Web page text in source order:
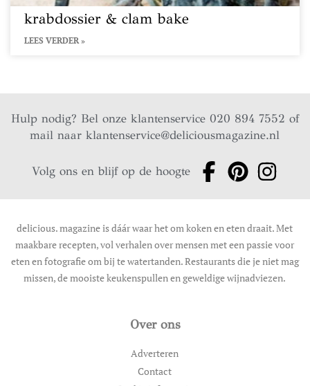
krabdossier & clam bake
LEES VERDER »
Hulp nodig? Bel onze klantenservice 020 894 7552 of
mail naarklantenservice@deliciousmagazine.nl
Volg ons en blijf op de hoogte
delicious. magazine is dáár waar het om koken en eten draait. Met
maakbare recepten, vol verhalen over mensen met een passie voor
eten en fotografie om bij te watertanden. Restaurants die je niet mag
missen, de mooiste keukenspullen en geweldige wijnadviezen.
Over ons
Adverteren
Contact